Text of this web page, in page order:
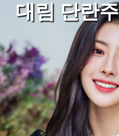
대림 단란